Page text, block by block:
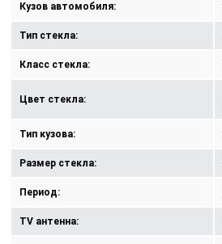
Кузов автомобиля:
Тип стекла:
Класс стекла:
Цвет стекла:
Тип кузова:
Размер стекла:
Период:
TV антенна: